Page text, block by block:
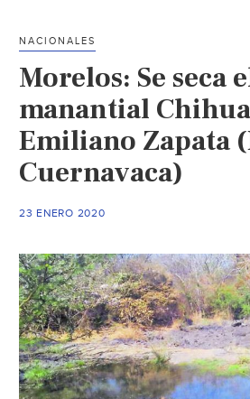
NACIONALES
Morelos: Se seca
manantial
Emiliano Zapata
Cuernavaca)
23 ENERO 2020